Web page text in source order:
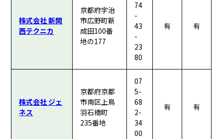
株式会社 新関
西テクニカ
京都府宇治
市広野町新
成田100番
地の177
74
-
43
-
23
80
有 有
株式会社 ジェ
ネス
京都府京都
市南区上鳥
羽石橋町
235番地
07
5-
68
2-
34
00
有 有